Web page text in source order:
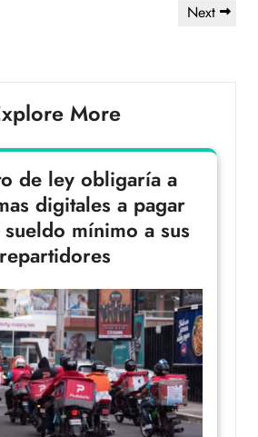
Next
More
de ley obligaría a
digitales a pagar
mínimo a sus
repartidores